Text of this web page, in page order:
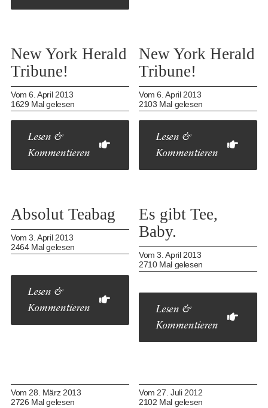
New York Herald
Tribune!
Vom 6. April 2013
1629 Mal gelesen
Lesen &
Kommentieren
New York Herald
Tribune!
Vom 6. April 2013
2103 Mal gelesen
Lesen &
Kommentieren
Absolut Teabag
Vom 3. April 2013
2464 Mal gelesen
Lesen &
Kommentieren
Es gibt Tee,
Baby.
Vom 3. April 2013
2710 Mal gelesen
Lesen &
Kommentieren
Vom 28. März 2013
2726 Mal gelesen
Vom 27. Juli 2012
2102 Mal gelesen